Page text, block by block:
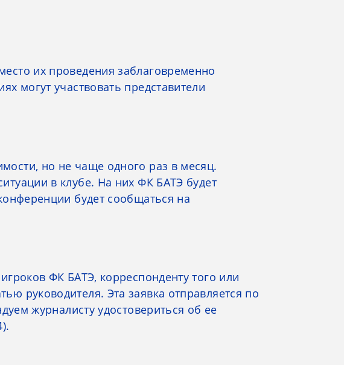
их проведения заблаговременно
могут участвовать представители
но не чаще одного раз в месяц.
в клубе. На них ФК БАТЭ будет
будет сообщаться на
ФК БАТЭ, корреспонденту того или
руководителя. Эта заявка отправляется по
журналисту удостовериться об ее